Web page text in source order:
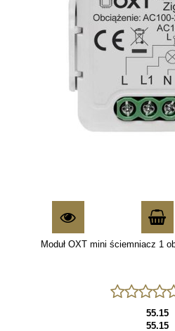
Moduł OXT mini ściemniacz 1
55.15
55.15